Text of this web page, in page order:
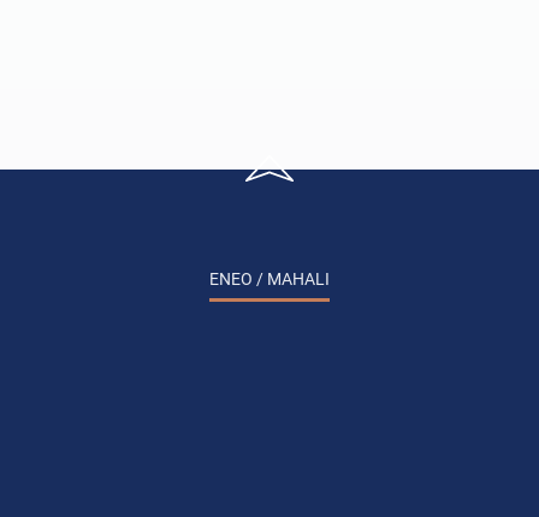
ENEO / MAHALI